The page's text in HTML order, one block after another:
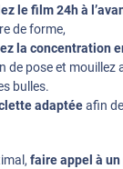
le film 24h à
de forme,
la concentration
de pose et mouillez
bulles.
adaptéeafin
faire appel à